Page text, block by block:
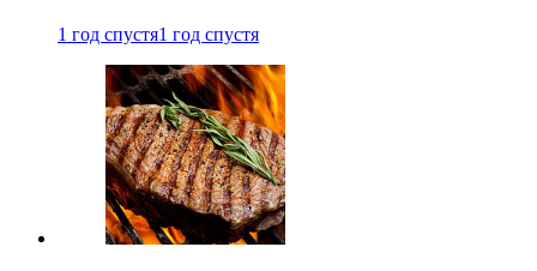
1 год спустя1 год спустя